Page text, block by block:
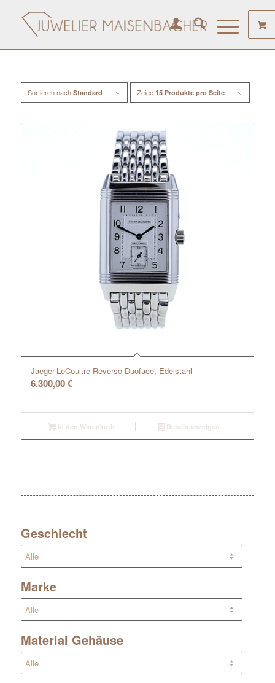
Sortieren nach Standard Zeige 15 Produkte pro Seite
Jaeger-LeCoultre Reverso Duoface, Edelstahl
6.300,00€
In den Warenkorb Details anzeigen
Geschlecht
Marke
Material Gehäuse